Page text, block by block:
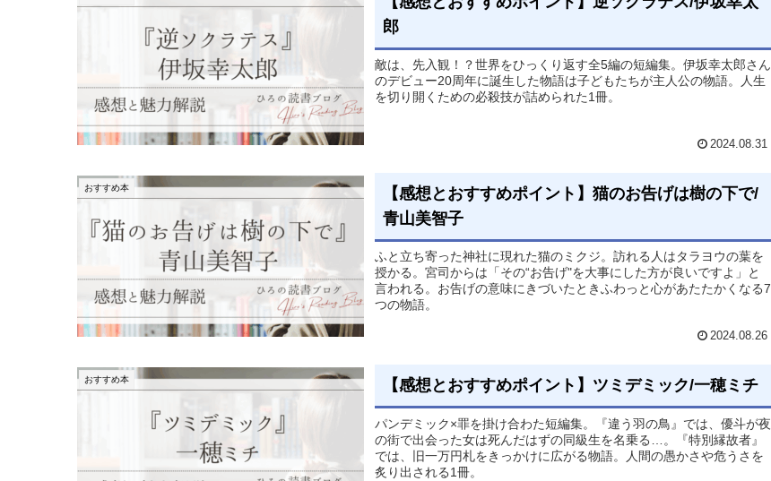
郎
敵は、先入観！？世界をひっくり返す全5編の短編集。伊坂幸太郎さん
のデビュー20周年に誕生した物語は子どもたちが主人公の物語。人生
を切り開くための必殺技が詰められた1冊。
2024.08.31
おすすめ本
【感想とおすすめポイント】猫のお告げは樹の下で/
青山美智子
ふと立ち寄った神社に現れた猫のミクジ。訪れる人はタラヨウの葉を
授かる。宮司からは「その“お告げ"を大事にした方が良いですよ」と
言われる。お告げの意味にきづいたときふわっと心があたたかくなる7
つの物語。
2024.08.26
おすすめ本 【感想とおすすめポイント】ツミデミック/一穂ミチ
パンデミック×罪を掛け合わた短編集。『違う羽の鳥』では、優斗が夜
の街で出会った女は死んだはずの同級生を名乗る…。『特別縁故者』
では、旧一万円札をきっかけに広がる物語。人間の愚かさや危うさを
炙り出される1冊。